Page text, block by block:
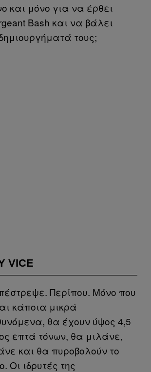
και μόνο για να έρθει
Bash και να βάλει
τους;
VICE
Περίπου. Μόνο που
κάποια μικρά
θα έχουν ύψος 4,5
επτά τόνων, θα μιλάνε,
και θα πυροβολούν το
Οι ιδρυτές της